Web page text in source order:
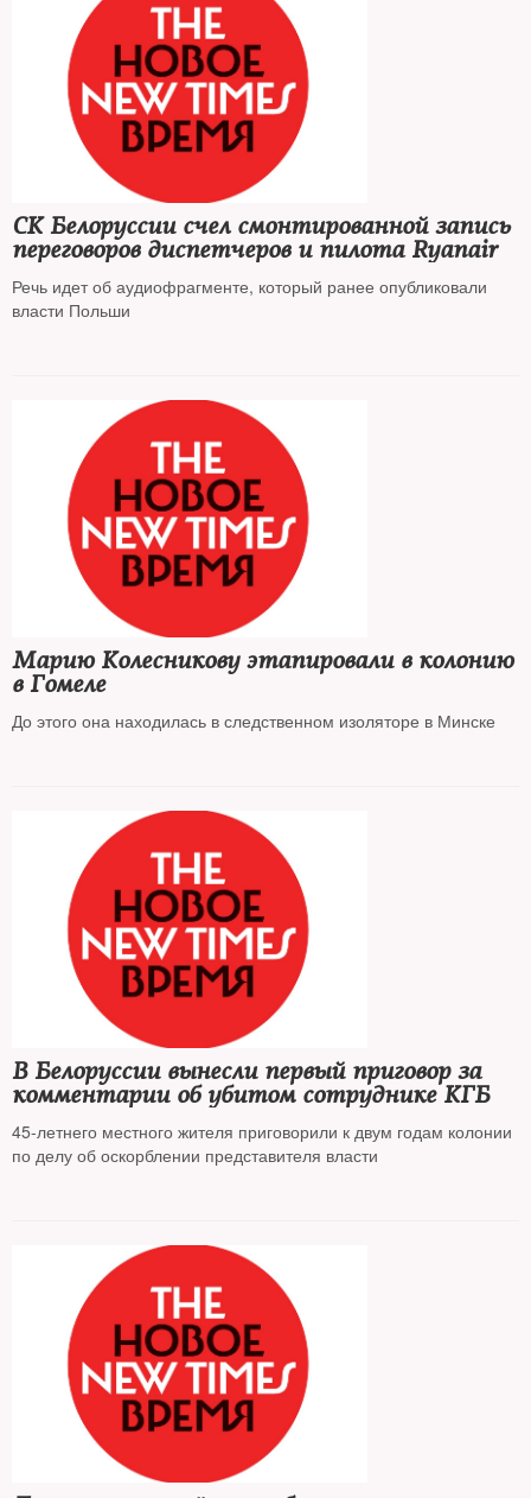
СК Белоруссии счел смонтированной запись
переговоров диспетчеров и пилота Ryanair
Речь идет об аудиофрагменте, который ранее опубликовали
власти Польши
Марию Колесникову этапировали в колонию
в Гомеле
До этого она находилась в следственном изоляторе в Минске
В Белоруссии вынесли первый приговор за
комментарии об убитом сотруднике КГБ
45-летнего местного жителя приговорили к двум годам колонии
по делу об оскорблении представителя власти